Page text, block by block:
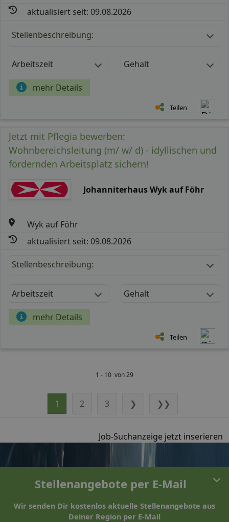
aktualisiert seit: 09.08.2026
Stellenbeschreibung:
Arbeitszeit Gehalt
mehr Details
Teilen
Jetzt mit Pflegia bewerben:
Wohnbereichsleitung (m/ w/ d) - idyllischen und
fördernden Arbeitsplatz sichern!
Johanniterhaus Wyk auf Föhr
Wyk auf Föhr
aktualisiert seit: 09.08.2026
Stellenbeschreibung:
Arbeitszeit Gehalt
mehr Details
Teilen
1 - 10 von 29
1 2 3 ❯ ❯❯
Job-Suchanzeige jetzt inserieren
Stellenangebote per E-Mail
Wir senden Dir kostenlos aktuelle Stellenangebote aus
Deiner Region per E-Mail